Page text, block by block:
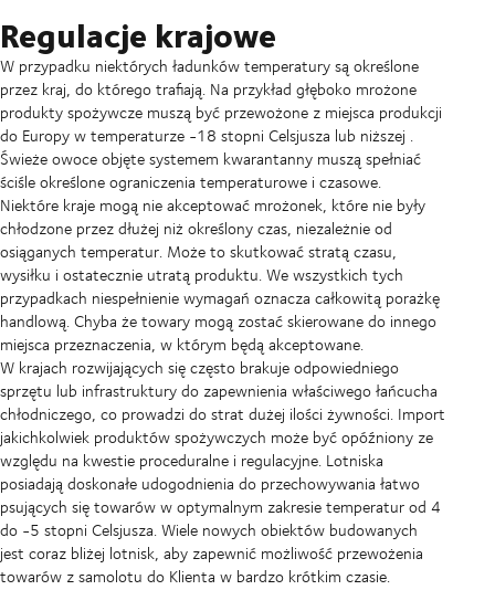
Regulacje krajowe
W przypadku niektórych ładunków temperatury są określone
przez kraj, do którego trafiają. Na przykład głęboko mrożone
produkty spożywcze muszą być przewożone z miejsca produkcji
do Europy w temperaturze -18 stopni Celsjusza lub niższej .
Świeże owoce objęte systemem kwarantanny muszą spełniać
ściśle określone ograniczenia temperaturowe i czasowe.
Niektóre kraje mogą nie akceptować mrożonek, które nie były
chłodzone przez dłużej niż określony czas, niezależnie od
osiąganych temperatur. Może to skutkować stratą czasu,
wysiłku i ostatecznie utratą produktu. We wszystkich tych
przypadkach niespełnienie wymagań oznacza całkowitą porażkę
handlową. Chyba że towary mogą zostać skierowane do innego
miejsca przeznaczenia, w którym będą akceptowane.
W krajach rozwijających się często brakuje odpowiedniego
sprzętu lub infrastruktury do zapewnienia właściwego łańcucha
chłodniczego, co prowadzi do strat dużej ilości żywności. Import
jakichkolwiek produktów spożywczych może być opóźniony ze
względu na kwestie proceduralne i regulacyjne. Lotniska
posiadają doskonałe udogodnienia do przechowywania łatwo
psujących się towarów w optymalnym zakresie temperatur od 4
do -5 stopni Celsjusza. Wiele nowych obiektów budowanych
jest coraz bliżej lotnisk, aby zapewnić możliwość przewożenia
towarów z samolotu do Klienta w bardzo krótkim czasie.